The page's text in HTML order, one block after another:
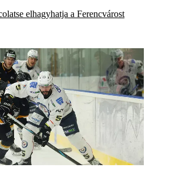
elhagyhatja a Ferencvárost